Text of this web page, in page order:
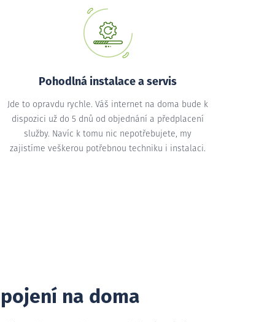
Pohodlná instalace a servis
Jde to opravdu rychle. Váš internet na doma bude k
dispozici už do 5 dnů od objednání a předplacení
služby. Navíc k tomu nic nepotřebujete, my
zajistíme veškerou potřebnou techniku i instalaci.
na doma